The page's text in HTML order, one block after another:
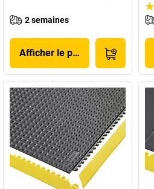
2 semaines
Afficher le produit